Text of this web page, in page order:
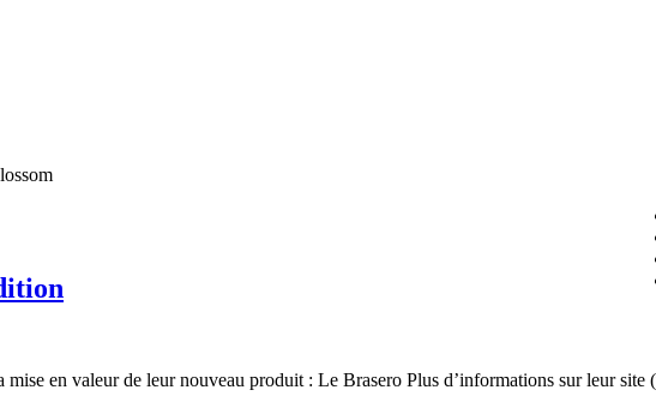
en valeur de leur nouveau produit : Le Brasero Plus d’informations sur leur